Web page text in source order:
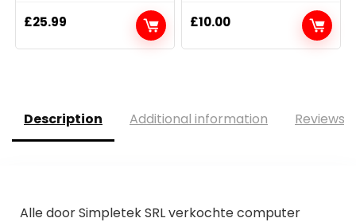
£25.99 £10.00
Description Additional information Reviews
Alle door Simpletek SRL verkochte computer